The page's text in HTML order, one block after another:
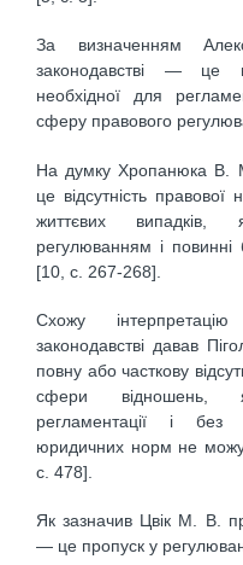
За визначенням
законодавстві — це
необхідної для
сферу правового
На думку Хропанюка В.
це відсутність
життєвих випадків,
регулюванням і повинні
[10, с. 267-268].
Схожу
законодавстві давав
повну або часткову
сфери відношень,
регламентації і без
юридичних норм не
с. 478].
Як зазначив Цвік М. В.
— це пропуск у